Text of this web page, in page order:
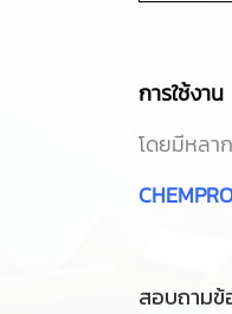
การใช้งาน
โดยมีหลา
สอบถามข้